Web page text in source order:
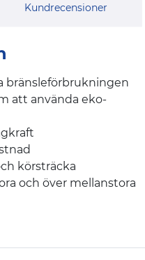
Kundrecensioner
bränsleförbrukningen
att använda eko-
körsträcka
och över mellanstora